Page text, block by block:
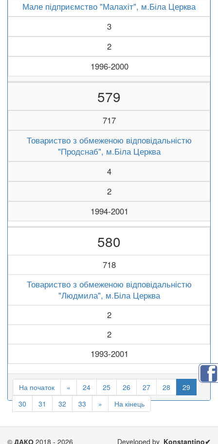
Мале підприємство "Малахіт", м.Біла Церква
3
2
1996-2000
579
717
Товариство з обмеженою відповідальністю
"Продснаб", м.Біла Церква
4
2
1994-2001
580
718
Товариство з обмеженою відповідальністю
"Людмила", м.Біла Церква
2
2
1993-2001
На початок « 24 25 26 27 28
29
30
31 32 33 » На кінець
© ДАКО 2018 - 2026 Developed by Konstantino✔